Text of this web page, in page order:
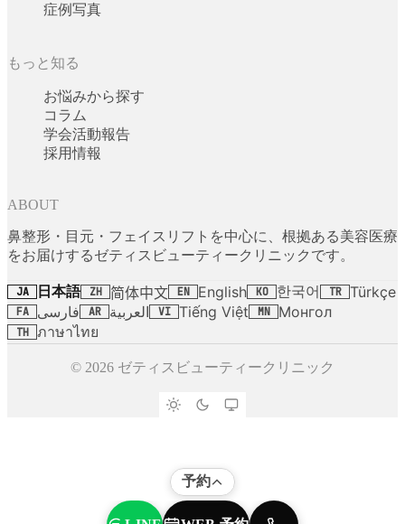
症例写真
もっと知る
お悩みから探す
コラム
学会活動報告
採用情報
ABOUT
鼻整形・目元・フェイスリフトを中心に、根拠ある美容医療
をお届けするゼティスビューティークリニックです。
JA 日本語 ZH 简体中文 EN English KO 한국어 TR Türkçe
FA فارسی AR العربية VI Tiếng Việt MN Монгол
TH ภาษาไทย
© 2026 ゼティスビューティークリニック
予約